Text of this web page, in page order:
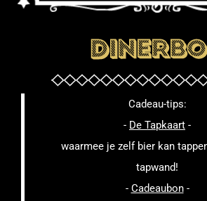
Cadeau-tips:
- De Tapkaart -
waarmee je zelf bier kan
tapwand!
- Cadeaubon-